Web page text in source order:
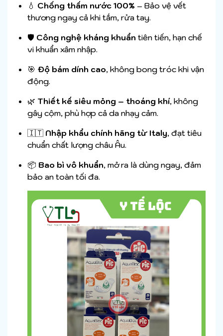
💧 Chống thấm nước 100% – Bảo vệ vết
thương ngay cả khi tắm, rửa tay.
🛡 Công nghệ kháng khuẩn tiên tiến, hạn chế
vi khuẩn xâm nhập.
🎯 Độ bám dính cao, không bong tróc khi vận
động.
🌿 Thiết kế siêu mỏng – thoáng khí, không
gây cộm, phù hợp cả da nhạy cảm.
🇮🇹 Nhập khẩu chính hãng từ Italy, đạt tiêu
chuẩn chất lượng châu Âu.
📦 Bao bì vô khuẩn, mở ra là dùng ngay, đảm
bảo an toàn tối đa.